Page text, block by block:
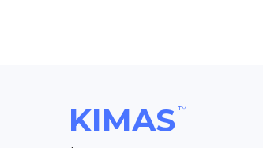
параметр пригодится тем, кто
KIMAS